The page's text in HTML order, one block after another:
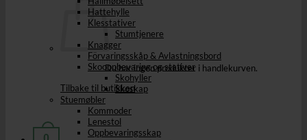
Du har ingen produkter i handlekurven.
Tilbake til butikken
Hattehylle
Klesstativer
Stumtjenere
Knagger
Förvaringsskåp & Avlastningsbord
Skooppbevaring og stativer
Skohyller
Skoskap
Stuemøbler
Kommoder
Lenestol
Oppbevaringsskap